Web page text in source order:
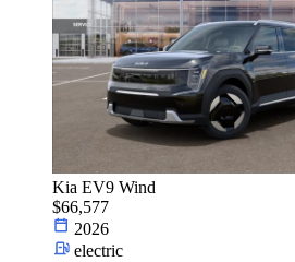
Kia EV9 Wind
$66,577
2026
electric